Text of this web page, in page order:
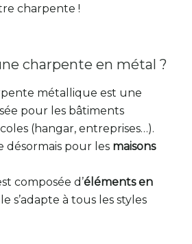
charpente !
charpente en métal ?
métallique est une
pour les bâtiments
(hangar, entreprises…).
désormais pour les maisons
composée d’éléments en
s’adapte à tous les styles